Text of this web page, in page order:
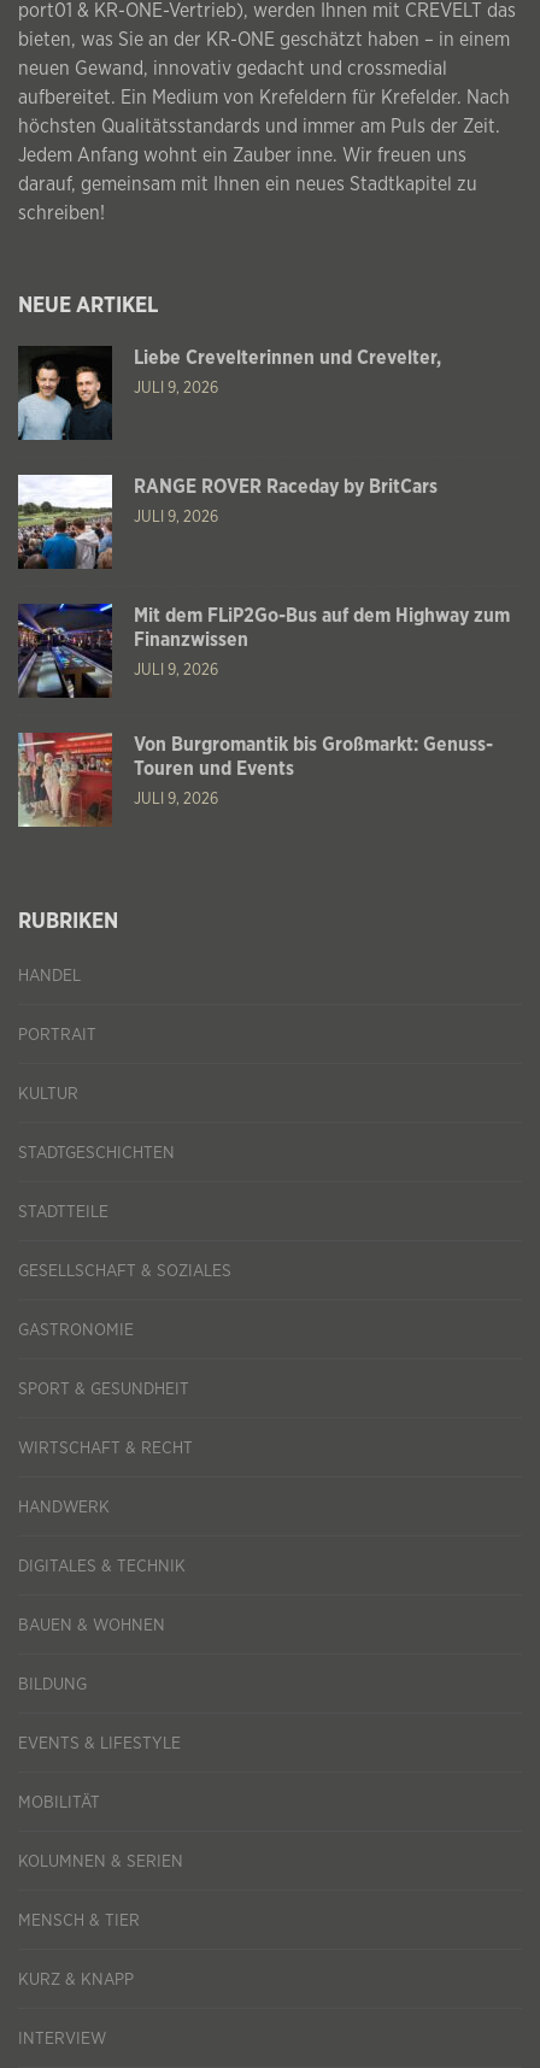
port01 & KR-ONE-Vertrieb), werden Ihnen mit CREVELT das
bieten, was Sie an der KR-ONE geschätzt haben – in einem
neuen Gewand, innovativ gedacht und crossmedial
aufbereitet. Ein Medium von Krefeldern für Krefelder. Nach
höchsten Qualitätsstandards und immer am Puls der Zeit.
Jedem Anfang wohnt ein Zauber inne. Wir freuen uns
darauf, gemeinsam mit Ihnen ein neues Stadtkapitel zu
schreiben!
NEUE ARTIKEL
Liebe Crevelterinnen und Crevelter,
JULI 9, 2026
RANGE ROVER Raceday by BritCars
JULI 9, 2026
Mit dem FLiP2Go-Bus auf dem Highway zum
Finanzwissen
JULI 9, 2026
Von Burgromantik bis Großmarkt: Genuss-
Touren und Events
JULI 9, 2026
RUBRIKEN
HANDEL
PORTRAIT
KULTUR
STADTGESCHICHTEN
STADTTEILE
GESELLSCHAFT & SOZIALES
GASTRONOMIE
SPORT & GESUNDHEIT
WIRTSCHAFT & RECHT
HANDWERK
DIGITALES & TECHNIK
BAUEN & WOHNEN
BILDUNG
EVENTS & LIFESTYLE
MOBILITÄT
KOLUMNEN & SERIEN
MENSCH & TIER
KURZ & KNAPP
INTERVIEW